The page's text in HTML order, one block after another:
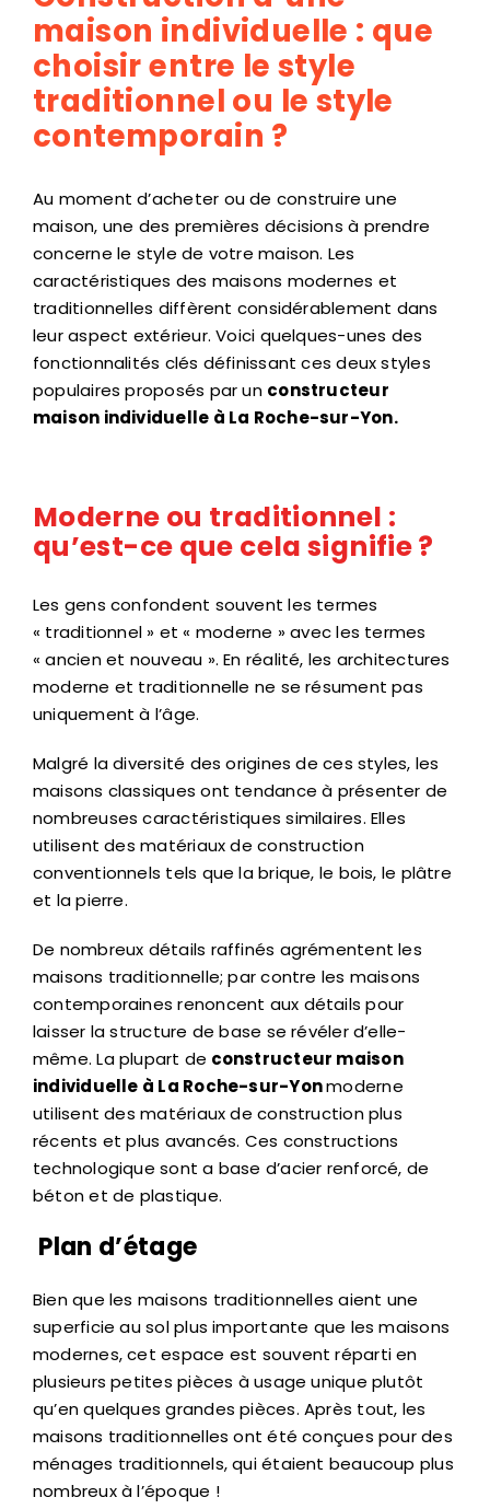
maison individuelle : que
choisir entre le style
traditionnel ou le style
contemporain ?
Au moment d’acheter ou de construire une
maison, une des premières décisions à prendre
concerne le style de votre maison. Les
caractéristiques des maisons modernes et
traditionnelles diffèrent considérablement dans
leur aspect extérieur. Voici quelques-unes des
fonctionnalités clés définissant ces deux styles
populaires proposés par un constructeur
maison individuelle à La Roche-sur-Yon.
Moderne ou traditionnel :
qu’est-ce que cela signifie ?
Les gens confondent souvent les termes
« traditionnel » et « moderne » avec les termes
« ancien et nouveau ». En réalité, les architectures
moderne et traditionnelle ne se résument pas
uniquement à l’âge.
Malgré la diversité des origines de ces styles, les
maisons classiques ont tendance à présenter de
nombreuses caractéristiques similaires. Elles
utilisent des matériaux de construction
conventionnels tels que la brique, le bois, le plâtre
et la pierre.
De nombreux détails raffinés agrémentent les
maisons traditionnelle; par contre les maisons
contemporaines renoncent aux détails pour
laisser la structure de base se révéler d’elle-
même. La plupart de constructeur maison
individuelle à La Roche-sur-Yonmoderne
utilisent des matériaux de construction plus
récents et plus avancés. Ces constructions
technologique sont a base d’acier renforcé, de
béton et de plastique.
Plan d’étage
Bien que les maisons traditionnelles aient une
superficie au sol plus importante que les maisons
modernes, cet espace est souvent réparti en
plusieurs petites pièces à usage unique plutôt
qu’en quelques grandes pièces. Après tout, les
maisons traditionnelles ont été conçues pour des
ménages traditionnels, qui étaient beaucoup plus
nombreux à l’époque !